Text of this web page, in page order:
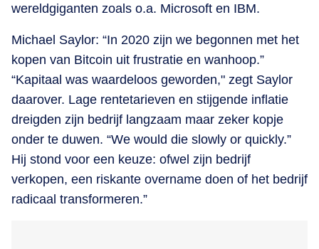
wereldgiganten zoals o.a. Microsoft en IBM.
Michael Saylor: “In 2020 zijn we begonnen met het
kopen van Bitcoin uit frustratie en wanhoop.”
“Kapitaal was waardeloos geworden," zegt Saylor
daarover. Lage rentetarieven en stijgende inflatie
dreigden zijn bedrijf langzaam maar zeker kopje
onder te duwen. “We would die slowly or quickly.”
Hij stond voor een keuze: ofwel zijn bedrijf
verkopen, een riskante overname doen of het bedrijf
radicaal transformeren.”